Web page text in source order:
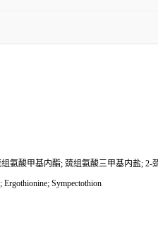
氨酸甲基内酯; 巯组氨酸三甲基内盐; 2-
Sympectothion